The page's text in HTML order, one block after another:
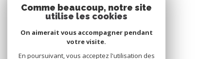
Nous adhérons
Comme beaucoup, notre site
utilise les cookies
On aimerait vous accompagner pendant
votre visite.
En poursuivant, vous acceptez l'utilisation des